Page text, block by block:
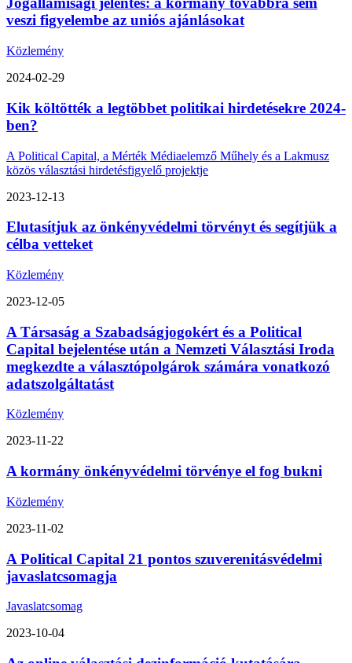
veszi figyelembe az uniós ajánlásokat
Közlemény
2024-02-29
Kik költötték a legtöbbet politikai hirdetésekre 2024-
ben?
A Political Capital, a Mérték Médiaelemző Műhely és a Lakmusz
közös választási hirdetésfigyelő projektje
2023-12-13
Elutasítjuk az önkényvédelmi törvényt és segítjük a
célba vetteket
Közlemény
2023-12-05
A Társaság a Szabadságjogokért és a Political
Capital bejelentése után a Nemzeti Választási Iroda
megkezdte a választópolgárok számára vonatkozó
adatszolgáltatást
Közlemény
2023-11-22
A kormány önkényvédelmi törvénye el fog bukni
Közlemény
2023-11-02
A Political Capital 21 pontos szuverenitásvédelmi
javaslatcsomagja
Javaslatcsomag
2023-10-04